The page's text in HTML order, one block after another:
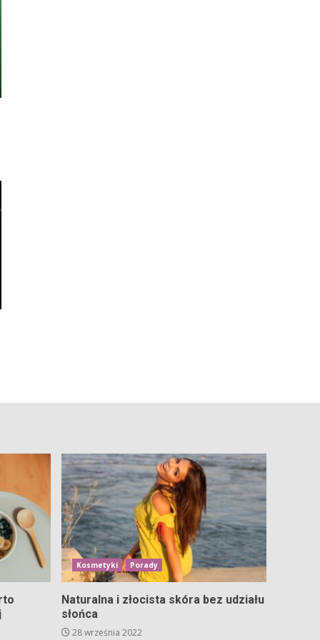
Kosmetyki Porady
Naturalna i złocista skóra bez udziału
słońca
28 września 2022